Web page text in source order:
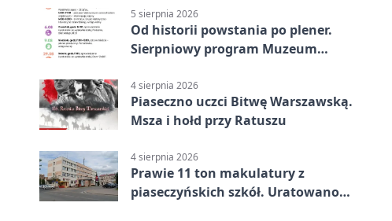
5 sierpnia 2026
Od historii powstania po plener.
Sierpniowy program Muzeum
4 sierpnia 2026
Piaseczno uczci Bitwę Warszawską.
Msza i hołd przy Ratuszu
4 sierpnia 2026
Prawie 11 ton makulatury z
piaseczyńskich szkół. Uratowano